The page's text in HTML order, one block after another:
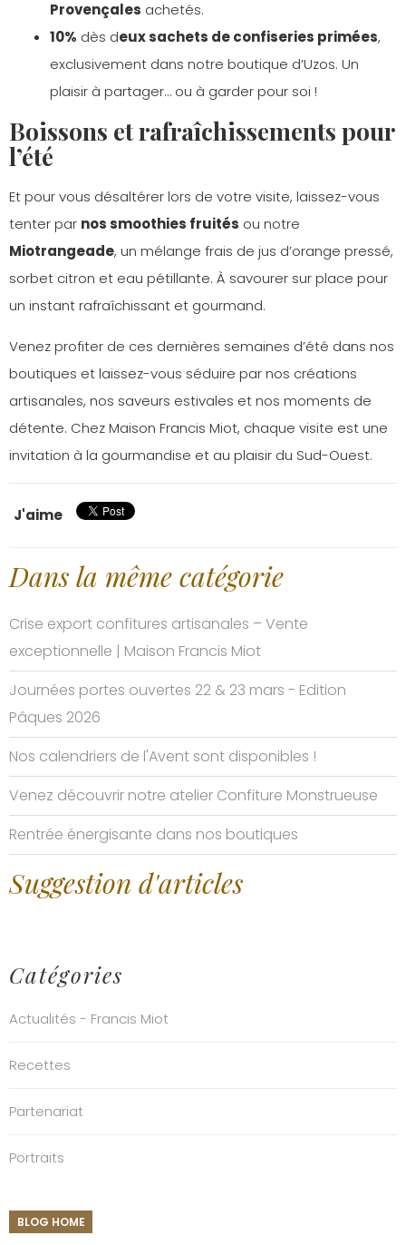
Provençales achetés.
10% dès deux sachets de confiseries primées,
exclusivement dans notre boutique d’Uzos. Un
plaisir à partager… ou à garder pour soi !
Boissons et rafraîchissements pour
l’été
Et pour vous désaltérer lors de votre visite, laissez-vous
tenter par nos smoothies fruités ou notre
Miotrangeade, un mélange frais de jus d’orange pressé,
sorbet citron et eau pétillante. À savourer sur place pour
un instant rafraîchissant et gourmand.
Venez profiter de ces dernières semaines d’été dans nos
boutiques et laissez-vous séduire par nos créations
artisanales, nos saveurs estivales et nos moments de
détente. Chez Maison Francis Miot, chaque visite est une
invitation à la gourmandise et au plaisir du Sud-Ouest.
J'aime
Dans la même catégorie
Crise export confitures artisanales – Vente
exceptionnelle | Maison Francis Miot
Journées portes ouvertes 22 & 23 mars - Edition
Pâques 2026
Nos calendriers de l'Avent sont disponibles !
Venez découvrir notre atelier Confiture Monstrueuse
Rentrée énergisante dans nos boutiques
Suggestion d'articles
Catégories
Actualités - Francis Miot
Recettes
Partenariat
Portraits
BLOG HOME